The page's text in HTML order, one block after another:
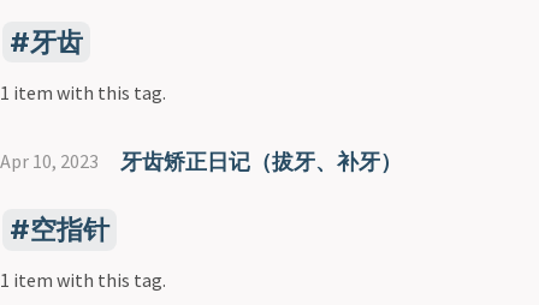
牙齿
1 item with this tag.
Apr 10, 2023 牙齿矫正日记（拔牙、补牙）
空指针
1 item with this tag.